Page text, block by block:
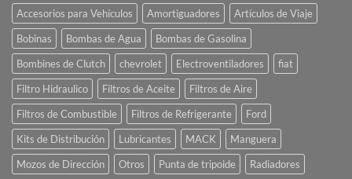
Accesorios para Vehículos Amortiguadores
Artículos de Viaje
Bobinas
Bombas de Agua
Bombas de Gasolina
Bombines de Clutch
chevrolet Electroventiladores
fiat
Filtro Hidraulico
Filtros de Aceite
Filtros de Aire
Filtros de Combustible
Filtros de Refrigerante
Ford
Kits de Distribución
Lubricantes MACK
Manguera
Mozos de Dirección
Otros Punta de tripoide
Radiadores